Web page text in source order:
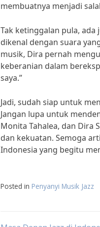
membuatnya menjadi
Tak ketinggalan pula, ada
dikenal dengan suara
musik, Dira pernah
keberanian dalam
saya.”
Jadi, sudah siap untuk
Jangan lupa untuk
Monita Tahalea, dan Dira
dan kekuatan. Semoga
Indonesia yang begitu
Posted in Penyanyi Musik Jazz